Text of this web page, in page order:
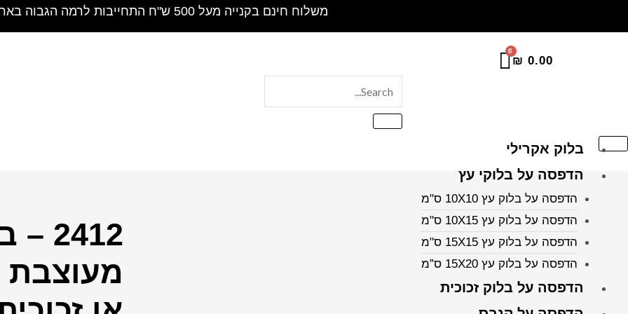
לתוכן
משלוח חינם בקנייה מעל 500 ש"ח התחייבות לרמה הגבוה בארץ !
0.00
₪
בלוק אקרילי
הדפסה על בלוקי עץ
הדפסה על בלוק עץ 10X10 ס"מ
הדפסה על בלוק עץ 10X15 ס"מ
הדפסה על בלוק עץ 15X15 ס"מ
הדפסה על בלוק עץ 15X20 ס”מ
הדפסה על בלוק זכוכית
מעוצבת
כמות
של
2412
ברכת